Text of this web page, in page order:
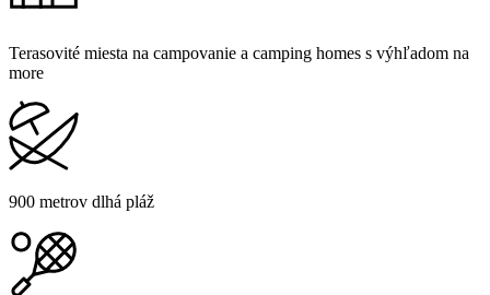
Terasovité miesta na campovanie a camping homes s výhľadom na
more
900 metrov dlhá pláž